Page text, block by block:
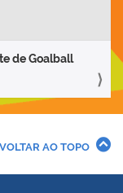
de Goalball
VOLTAR AO TOPO